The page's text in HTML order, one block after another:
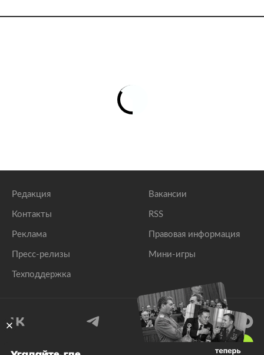
Редакция
Контакты
Реклама
Пресс-релизы
Техподдержка
Вакансии
RSS
Правовая информация
Мини-игры